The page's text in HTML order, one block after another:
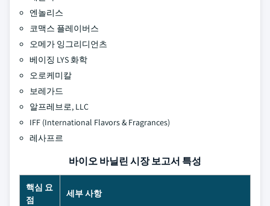
엔놀리스
코맥스 플레이버스
오메가 잉그리디언츠
베이징 LYS 화학
오로케미칼
보레가드
알프레브로, LLC
IFF (International Flavors & Fragrances)
레사프르
바이오 바닐린 시장 보고서 특성
핵심 요
점
세부 사항